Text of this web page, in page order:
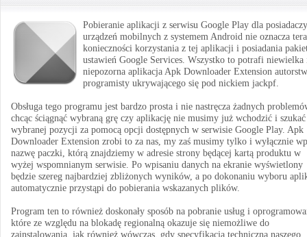
Pobieranie aplikacji z serwisu Google Play dla posiadaczy
urządzeń mobilnych z systemem Android nie oznacza
konieczności korzystania z tej aplikacji i posiadania
ustawień Google Services. Wszystko to potrafi niewielka
niepozorna aplikacja Apk Downloader Extension
programisty ukrywającego się pod nickiem jackpf.
Obsługa tego programu jest bardzo prosta i nie nastręcza żadnych
chcąc ściągnąć wybraną grę czy aplikację nie musimy już wchodzić i szukać
wybranej pozycji za pomocą opcji dostępnych w serwisie Google Play. Apk
Downloader Extension zrobi to za nas, my zaś musimy tylko i wyłącznie
nazwę paczki, którą znajdziemy w adresie strony będącej kartą produktu w
wyżej wspomnianym serwisie. Po wpisaniu danych na ekranie wyświetlony
będzie szereg najbardziej zbliżonych wyników, a po dokonaniu wyboru
automatycznie przystąpi do pobierania wskazanych plików.
Program ten to również doskonały sposób na pobranie usług i
które ze względu na blokadę regionalną okazuje się niemożliwe do
zainstalowania, jak również wówczas, gdy specyfikacja techniczna naszego